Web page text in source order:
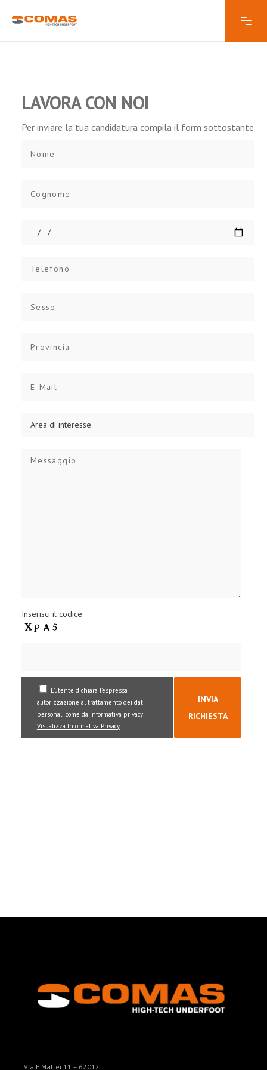
LAVORA CON NOI
Per inviare la tua candidatura compila il form sottostante
Inserisci il codice:
L’utente dichiara l’espressa
autorizzazione al trattamento dei dati
personali come da Informativa privacy
Visualizza Informativa Privacy
INVIA
RICHIESTA
Via E.Mattei 11 – 62012